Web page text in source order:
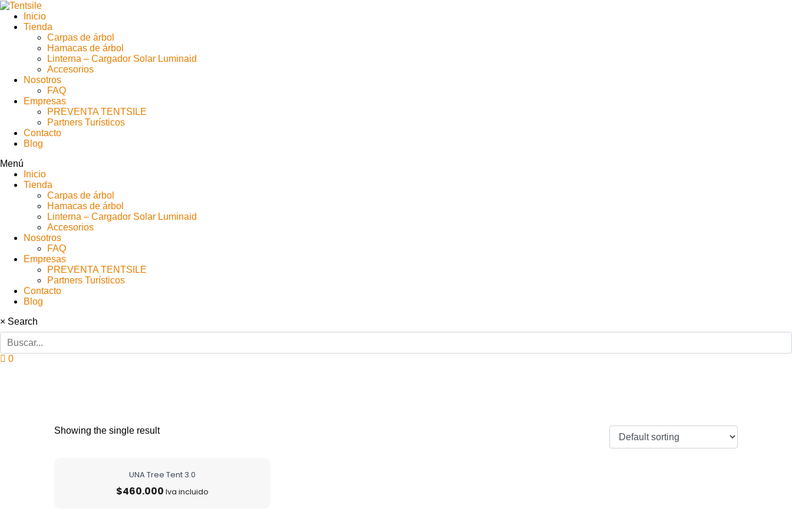
Inicio
Tienda
Carpas de árbol
Hamacas de árbol
Linterna – Cargador Solar Luminaid
Accesorios
Nosotros
FAQ
Empresas
PREVENTA TENTSILE
Partners Turísticos
Contacto
Blog
Menú
Inicio
Tienda
Carpas de árbol
Hamacas de árbol
Linterna – Cargador Solar Luminaid
Accesorios
Nosotros
FAQ
Empresas
PREVENTA TENTSILE
Partners Turísticos
Contacto
Blog
× Search
0
Showing the single result
UNA Tree Tent 3.0
$460.000 Iva incluido